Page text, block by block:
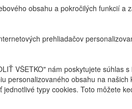
obsahu a pokročilých funkcií a
prehliadačov
VŠETKO" nám poskytujete súhlas
personalizovaného obsahu na našich
typy cookies. Toto môžete